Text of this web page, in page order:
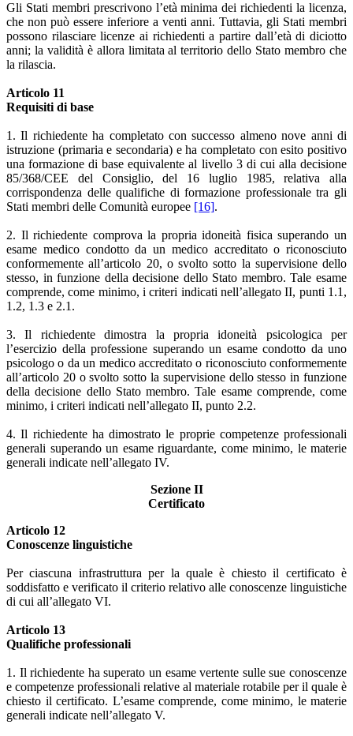
Gli Stati membri prescrivono l’età minima dei richiedenti la licenza,
che non può essere inferiore a venti anni. Tuttavia, gli Stati membri
possono rilasciare licenze ai richiedenti a partire dall’età di diciotto
anni; la validità è allora limitata al territorio dello Stato membro che
la rilascia.
Articolo 11
Requisiti di base
1. Il richiedente ha completato con successo almeno nove anni di
istruzione (primaria e secondaria) e ha completato con esito positivo
una formazione di base equivalente al livello 3 di cui alla decisione
85/368/CEE del Consiglio, del 16 luglio 1985, relativa alla
corrispondenza delle qualifiche di formazione professionale tra gli
Stati membri delle Comunità europee [16].
2. Il richiedente comprova la propria idoneità fisica superando un
esame medico condotto da un medico accreditato o riconosciuto
conformemente all’articolo 20, o svolto sotto la supervisione dello
stesso, in funzione della decisione dello Stato membro. Tale esame
comprende, come minimo, i criteri indicati nell’allegato II, punti 1.1,
1.2, 1.3 e 2.1.
3. Il richiedente dimostra la propria idoneità psicologica per
l’esercizio della professione superando un esame condotto da uno
psicologo o da un medico accreditato o riconosciuto conformemente
all’articolo 20 o svolto sotto la supervisione dello stesso in funzione
della decisione dello Stato membro. Tale esame comprende, come
minimo, i criteri indicati nell’allegato II, punto 2.2.
4. Il richiedente ha dimostrato le proprie competenze professionali
generali superando un esame riguardante, come minimo, le materie
generali indicate nell’allegato IV.
Sezione II
Certificato
Articolo 12
Conoscenze linguistiche
Per ciascuna infrastruttura per la quale è chiesto il certificato è
soddisfatto e verificato il criterio relativo alle conoscenze linguistiche
di cui all’allegato VI.
Articolo 13
Qualifiche professionali
1. Il richiedente ha superato un esame vertente sulle sue conoscenze
e competenze professionali relative al materiale rotabile per il quale è
chiesto il certificato. L’esame comprende, come minimo, le materie
generali indicate nell’allegato V.